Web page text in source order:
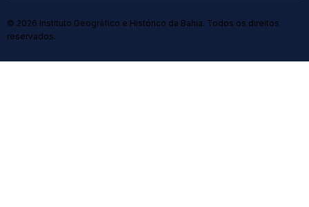
© 2026 Instituto Geográfico e Histórico da Bahia. Todos os direitos
reservados.